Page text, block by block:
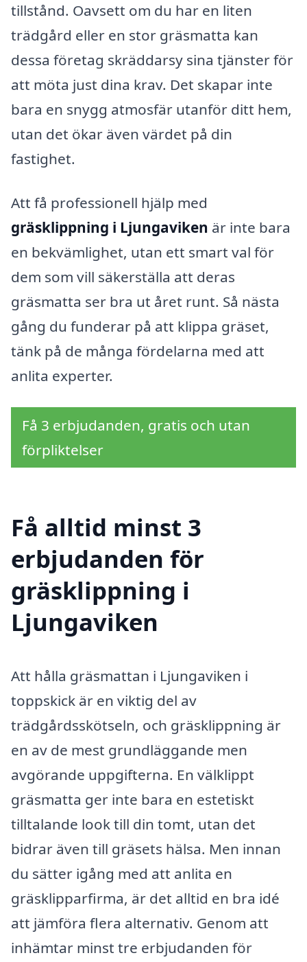
tillstånd. Oavsett om du har en liten
trädgård eller en stor gräsmatta kan
dessa företag skräddarsy sina tjänster för
att möta just dina krav. Det skapar inte
bara en snygg atmosfär utanför ditt hem,
utan det ökar även värdet på din
fastighet.
Att få professionell hjälp med
gräsklippning i Ljungaviken är inte bara
en bekvämlighet, utan ett smart val för
dem som vill säkerställa att deras
gräsmatta ser bra ut året runt. Så nästa
gång du funderar på att klippa gräset,
tänk på de många fördelarna med att
anlita experter.
Få 3 erbjudanden, gratis och utan
förpliktelser
Få alltid minst 3
erbjudanden för
gräsklippning i
Ljungaviken
Att hålla gräsmattan i Ljungaviken i
toppskick är en viktig del av
trädgårdsskötseln, och gräsklippning är
en av de mest grundläggande men
avgörande uppgifterna. En välklippt
gräsmatta ger inte bara en estetiskt
tilltalande look till din tomt, utan det
bidrar även till gräsets hälsa. Men innan
du sätter igång med att anlita en
gräsklipparfirma, är det alltid en bra idé
att jämföra flera alternativ. Genom att
inhämtar minst tre erbjudanden för